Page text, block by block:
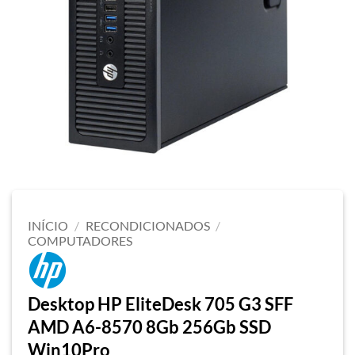
INÍCIO / RECONDICIONADOS /
COMPUTADORES
Desktop HP EliteDesk 705 G3 SFF
AMD A6-8570 8Gb 256Gb SSD
Win10Pro